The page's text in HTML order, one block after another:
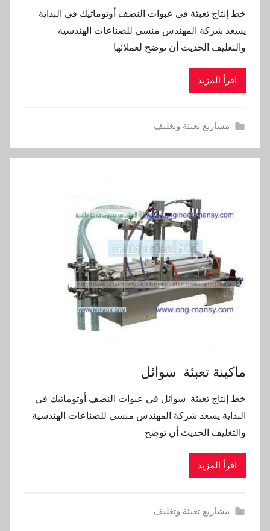
خط إنتاج تعبئة في عبوات النصف أوتوماتيك في البداية
يسعد شركة المهندس منسي للصناعات الهندسية
والتغليف الحديث أن توضح لعملائها
اقرأ المزيد
مشاريع تعبئة وتغليف
ماكينة تعبئة سوائل
خط إنتاج تعبئة سوائل في عبوات النصف أوتوماتيك في
البداية يسعد شركة المهندس منسي للصناعات الهندسية
والتغليف الحديث أن توضح
اقرأ المزيد
مشاريع تعبئة وتغليف